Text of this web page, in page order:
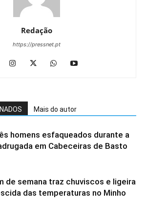
Redação
https://pressnet.pt
Mais do autor
homens esfaqueados durante a
em Cabeceiras de Basto
de semana traz chuviscos e ligeira
das temperaturas no Minho